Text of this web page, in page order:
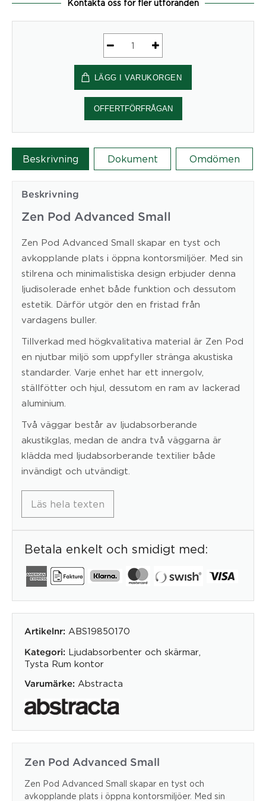
Kontakta oss för fler utföranden
Pod
Advanced
Small
Clean
1200x1200x2310
mängd
LÄGG I VARUKORGEN
OFFERTFÖRFRÅGAN
Beskrivning Dokument Omdömen
Beskrivning
Zen Pod Advanced Small
Zen Pod Advanced Small skapar en tyst och
avkopplande plats i öppna kontorsmiljöer. Med sin
stilrena och minimalistiska design erbjuder denna
ljudisolerade enhet både funktion och dessutom
estetik. Därför utgör den en fristad från
vardagens buller.
Tillverkad med högkvalitativa material är Zen Pod
en njutbar miljö som uppfyller stränga akustiska
standarder. Varje enhet har ett innergolv,
ställfötter och hjul, dessutom en ram av lackerad
aluminium.
Två väggar består av ljudabsorberande
akustikglas, medan de andra två väggarna är
klädda med ljudabsorberande textilier både
invändigt och utvändigt.
Läs hela texten
Betala enkelt och smidigt med:
Artikelnr: ABS19850170
Kategori: Ljudabsorbenter och skärmar
Tysta Rum kontor
Varumärke: Abstracta
Zen Pod Advanced Small
Zen Pod Advanced Small skapar en tyst och
avkopplande plats i öppna kontorsmiljöer. Med sin